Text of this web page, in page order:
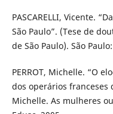
PASCARELLI, Vicente.
São Paulo”. (Tese de
de São Paulo). São
PERROT, Michelle. “O
dos operários franceses
Michelle. As mulheres